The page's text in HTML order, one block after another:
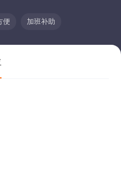
便 加班补助